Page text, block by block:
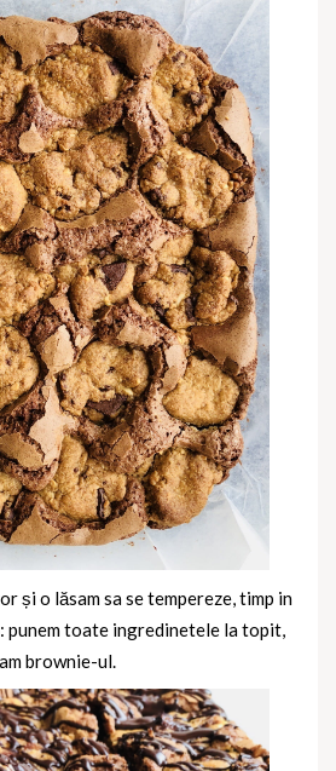
și o lăsam sa se tempereze, timp in
punem toate ingredinetele la topit,
brownie-ul.